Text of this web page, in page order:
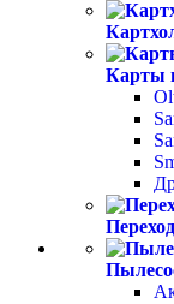
Карты